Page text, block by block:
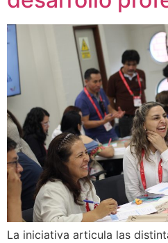
La iniciativa articula las